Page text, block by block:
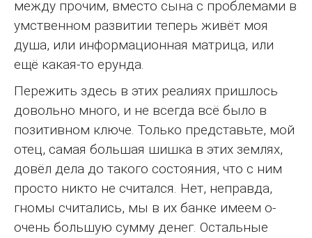
между прочим, вместо сына с проблемами в
умственном развитии теперь живёт моя
душа, или информационная матрица, или
ещё какая-то ерунда.
Пережить здесь в этих реалиях пришлось
довольно много, и не всегда всё было в
позитивном ключе. Только представьте, мой
отец, самая большая шишка в этих землях,
довёл дела до такого состояния, что с ним
просто никто не считался. Нет, неправда,
гномы считались, мы в их банке имеем о-
очень большую сумму денег. Остальные